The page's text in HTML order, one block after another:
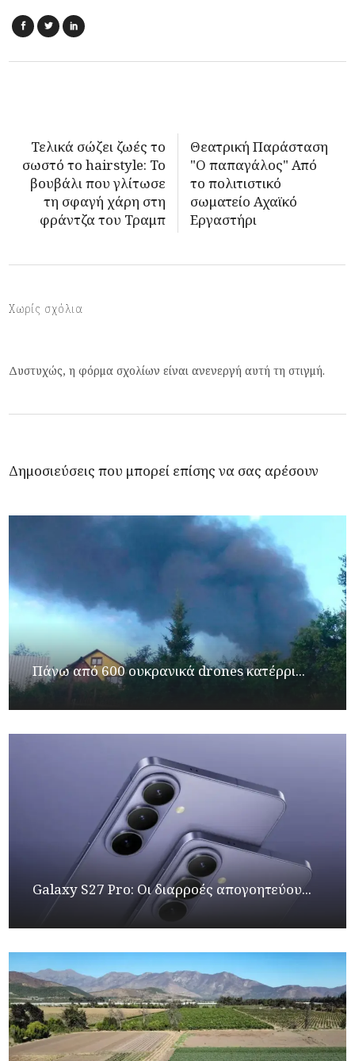
Τελικά σώζει ζωές το
σωστό το hairstyle: Το
βουβάλι που γλίτωσε
τη σφαγή χάρη στη
φράντζα του Τραμπ
Θεατρική Παράσταση
"Ο παπαγάλος" Από
το πολιτιστικό
σωματείο Αχαϊκό
Εργαστήρι
Χωρίς σχόλια
Δυστυχώς, η φόρμα σχολίων είναι ανενεργή αυτή τη στιγμή.
Δημοσιεύσεις που μπορεί επίσης να σας αρέσουν
Πάνω από 600 ουκρανικά drones κατέρρι...
Galaxy S27 Pro: Οι διαρροές απογοητεύου...